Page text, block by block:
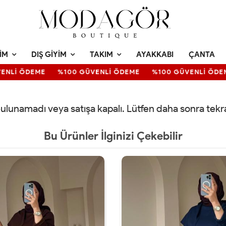
DIŞ GIYIM TAKIM AYAKKABI ÇANTA
ÖDEME %100 GÜVENLİ ÖDEME %100 GÜVENLİ
veya satışa kapalı. Lütfen daha sonra
Bu Ürünler İlginizi Çekebilir